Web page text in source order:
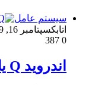
سیستم عامل
اتابکسپتامبر 16, 2019
0
اندروید Q یا اندروید ۱۰